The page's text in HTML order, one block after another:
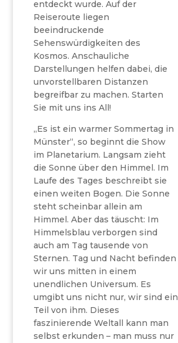
entdeckt wurde. Auf der
Reiseroute liegen
beeindruckende
Sehenswürdigkeiten des
Kosmos. Anschauliche
Darstellungen helfen dabei, die
unvorstellbaren Distanzen
begreifbar zu machen. Starten
Sie mit uns ins All!
„Es ist ein warmer Sommertag in
Münster“, so beginnt die Show
im Planetarium. Langsam zieht
die Sonne über den Himmel. Im
Laufe des Tages beschreibt sie
einen weiten Bogen. Die Sonne
steht scheinbar allein am
Himmel. Aber das täuscht: Im
Himmelsblau verborgen sind
auch am Tag tausende von
Sternen. Tag und Nacht befinden
wir uns mitten in einem
unendlichen Universum. Es
umgibt uns nicht nur, wir sind ein
Teil von ihm. Dieses
faszinierende Weltall kann man
selbst erkunden – man muss nur